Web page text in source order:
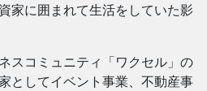
家に囲まれて生活をしていた影
スコミュニティ「ワクセル」の
としてイベント事業、不動産事